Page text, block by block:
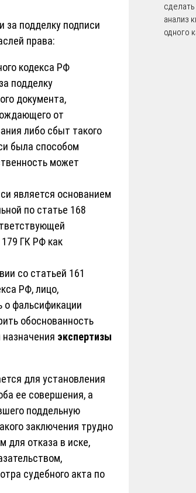
за подделку подписи
права:
кодекса РФ
подделку
документа,
от
либо сбыт такого
была способом
может
является основанием
по статье 168
ГК РФ как
со статьей 161
РФ, лицо,
о фальсификации
обоснованность
назначения экспертизы
для установления
ее совершения, а
поддельную
заключения трудно
для отказа в иске,
судебного акта по
анализ
одного